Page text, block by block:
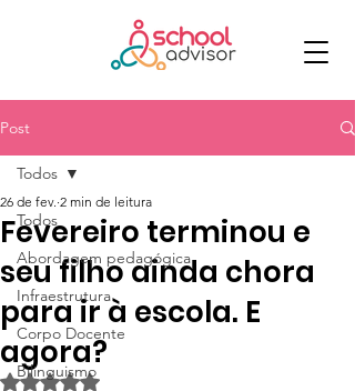
Post
Todos
Abordagem pedagógica
Infraestrutura
Corpo Docente
Bilinguismo
Todos
Fevereiro terminou e
seu filho ainda chora
para ir à escola. E
agora?
26 de fev. 2 min de leitura
Avaliado com NaN de 5 estrelas.